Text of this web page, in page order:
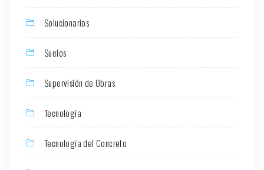
Solucionarios
Suelos
Supervisión de Obras
Tecnología
Tecnología del Concreto